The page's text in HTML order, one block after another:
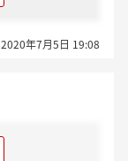
2020年7月5日 19:08